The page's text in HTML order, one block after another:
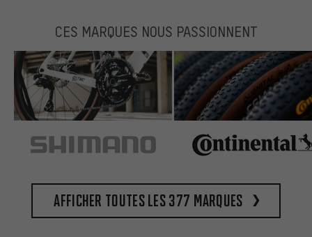
CES MARQUES NOUS PASSIONNENT
Afficher toutes les 377 marques